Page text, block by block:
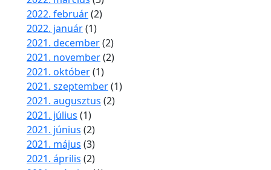
2022. február(2)
2022. január(1)
2021. december(2)
2021. november(2)
2021. október(1)
2021. szeptember(1)
2021. augusztus (2)
2021. július (1)
2021. június (2)
2021. május (3)
2021. április (2)